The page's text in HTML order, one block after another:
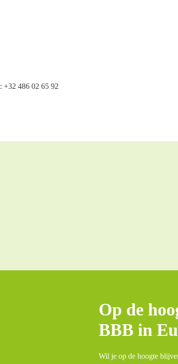
+32 486 02 65 92
Op de
BBB in
Wil je op de hoogte